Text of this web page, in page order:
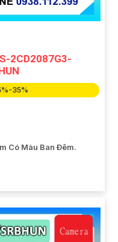
2CD2087G3-
35%
Có Màu Ban Ðêm.